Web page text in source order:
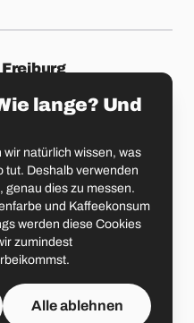
Freiburg
CH-1700 Freiburg
Basel
Sattelgasse 4
CH-4051 Basel
St. Gallen
Vadianstrasse 25A
CH-9000 St. Gallen
lange? Und
natürlich wissen, was
tut. Deshalb verwenden
genau dies zu messen.
und Kaffeekonsum
werden diese Cookies
zumindest
Alle ablehnen